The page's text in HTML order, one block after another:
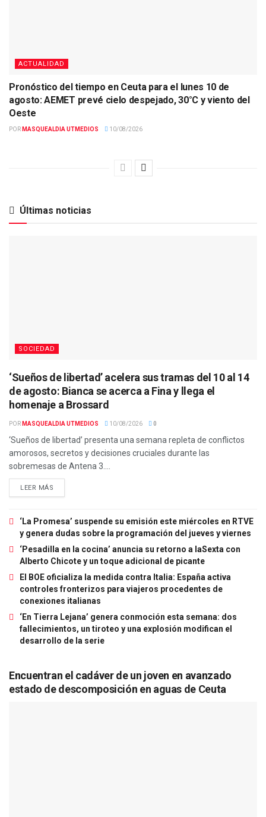
ACTUALIDAD
Pronóstico del tiempo en Ceuta para el lunes 10 de
agosto: AEMET prevé cielo despejado, 30°C y viento del
Oeste
POR MASQUEALDIA UTMEDIOS 10/08/2026
Últimas noticias
SOCIEDAD
‘Sueños de libertad’ acelera sus tramas del 10 al 14
de agosto: Bianca se acerca a Fina y llega el
homenaje a Brossard
POR MASQUEALDIA UTMEDIOS 10/08/2026 0
‘Sueños de libertad’ presenta una semana repleta de conflictos
amorosos, secretos y decisiones cruciales durante las
sobremesas de Antena 3....
LEER MÁS
‘La Promesa’ suspende su emisión este miércoles en RTVE
y genera dudas sobre la programación del jueves y viernes
‘Pesadilla en la cocina’ anuncia su retorno a laSexta con
Alberto Chicote y un toque adicional de picante
El BOE oficializa la medida contra Italia: España activa
controles fronterizos para viajeros procedentes de
conexiones italianas
‘En Tierra Lejana’ genera conmoción esta semana: dos
fallecimientos, un tiroteo y una explosión modifican el
desarrollo de la serie
Encuentran el cadáver de un joven en avanzado
estado de descomposición en aguas de Ceuta